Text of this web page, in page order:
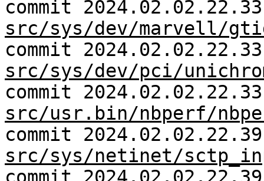
commit
src/sys/dev/marvell/
commit
src/sys/dev/pci/
commit
src/usr.bin/nbperf/
commit
src/sys/netinet/